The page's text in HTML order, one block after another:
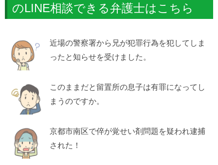
のLINE相談できる弁護士はこちら
近場の警察署から兄が犯罪行為を犯してしま
ったと知らせを受けました。
このままだと留置所の息子は有罪になってし
まうのですか。
京都市南区で倅が覚せい剤問題を疑われ逮捕
された！